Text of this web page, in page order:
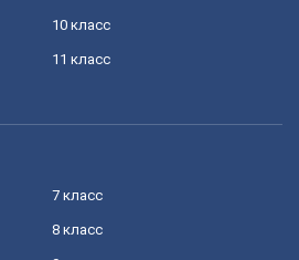
10 класс
11 класс
7 класс
8 класс